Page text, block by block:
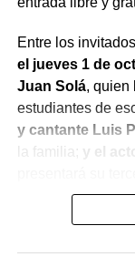
Entre los
el jueves 1 de
Juan Solá, quien
estudiantes de
y cantante Luis
la familia;
y el
El viernes 2 de
presentará los